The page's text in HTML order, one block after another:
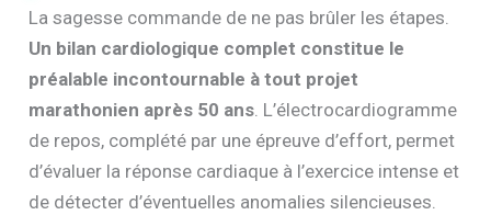
La sagesse commande de ne pas brûler les étapes.
Un bilan cardiologique complet constitue le
préalable incontournable à tout projet
marathonien après 50 ans. L’électrocardiogramme
de repos, complété par une épreuve d’effort, permet
d’évaluer la réponse cardiaque à l’exercice intense et
de détecter d’éventuelles anomalies silencieuses.